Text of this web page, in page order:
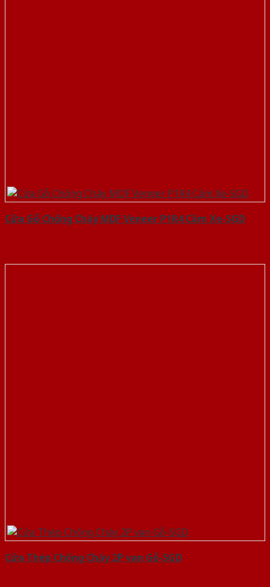
Cửa Gỗ Chống Cháy MDF Veneer P1R4 Căm Xe-SGD
Cửa Thép Chống Cháy 2P van Gỗ-SGD